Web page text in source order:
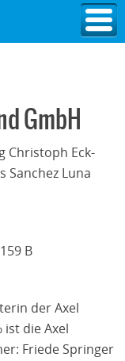
GmbH
Christoph Eck-
Sanchez Luna
B
der Axel
ist die Axel
Friede Springer